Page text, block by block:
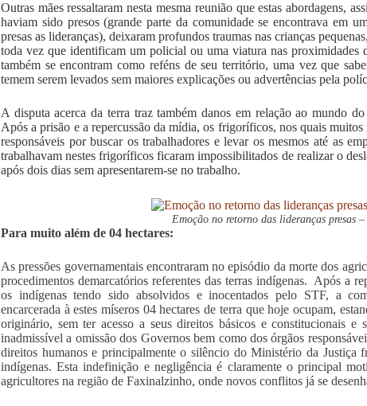
Outras mães ressaltaram nesta mesma reunião que estas abordagens,
haviam sido presos (grande parte da comunidade se encontrava em
presas as lideranças), deixaram profundos traumas nas crianças
toda vez que identificam um policial ou uma viatura nas proximidades
também se encontram como reféns de seu território, uma vez que
temem serem levados sem maiores explicações ou advertências pela
A disputa acerca da terra traz também danos em relação ao mundo
Após a prisão e a repercussão da mídia, os frigoríficos, nos quais
responsáveis por buscar os trabalhadores e levar os mesmos até as
trabalhavam nestes frigoríficos ficaram impossibilitados de realizar o
após dois dias sem apresentarem-se no trabalho.
Emoção no retorno das lideranças presas
Para muito além de 04 hectares:
As pressões governamentais encontraram no episódio da morte dos
procedimentos demarcatórios referentes das terras indígenas. Após a
os indígenas tendo sido absolvidos e inocentados pelo STF, a
encarcerada à estes míseros 04 hectares de terra que hoje ocupam,
originário, sem ter acesso a seus direitos básicos e constitucionais
inadmissível a omissão dos Governos bem como dos órgãos
direitos humanos e principalmente o silêncio do Ministério da Justiça
indígenas. Esta indefinição e negligência é claramente o principal
agricultores na região de Faxinalzinho, onde novos conflitos já se